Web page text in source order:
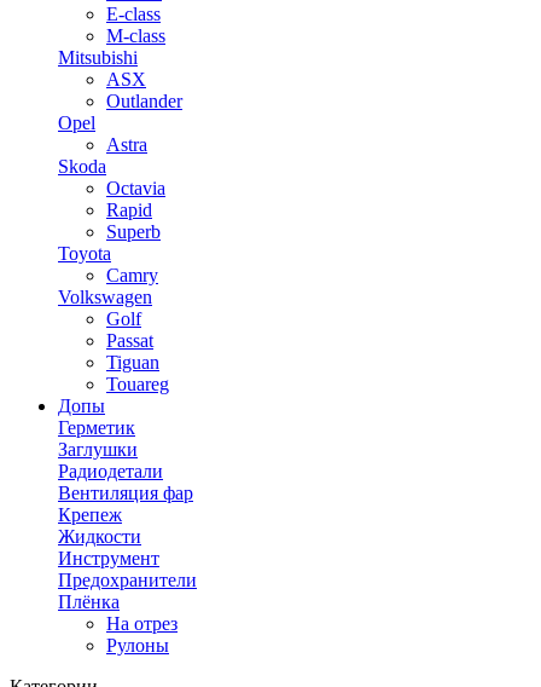
E-class
M-class
Mitsubishi
ASX
Outlander
Opel
Astra
Skoda
Octavia
Rapid
Superb
Toyota
Camry
Volkswagen
Golf
Passat
Tiguan
Touareg
Допы
Герметик
Заглушки
Радиодетали
Вентиляция фар
Крепеж
Жидкости
Инструмент
Предохранители
Плёнка
На отрез
Рулоны